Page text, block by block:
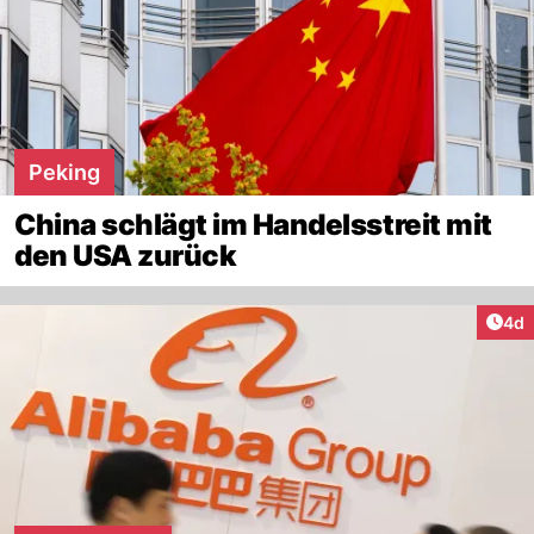
Peking
China schlägt im Handelsstreit mit
den USA zurück
4d